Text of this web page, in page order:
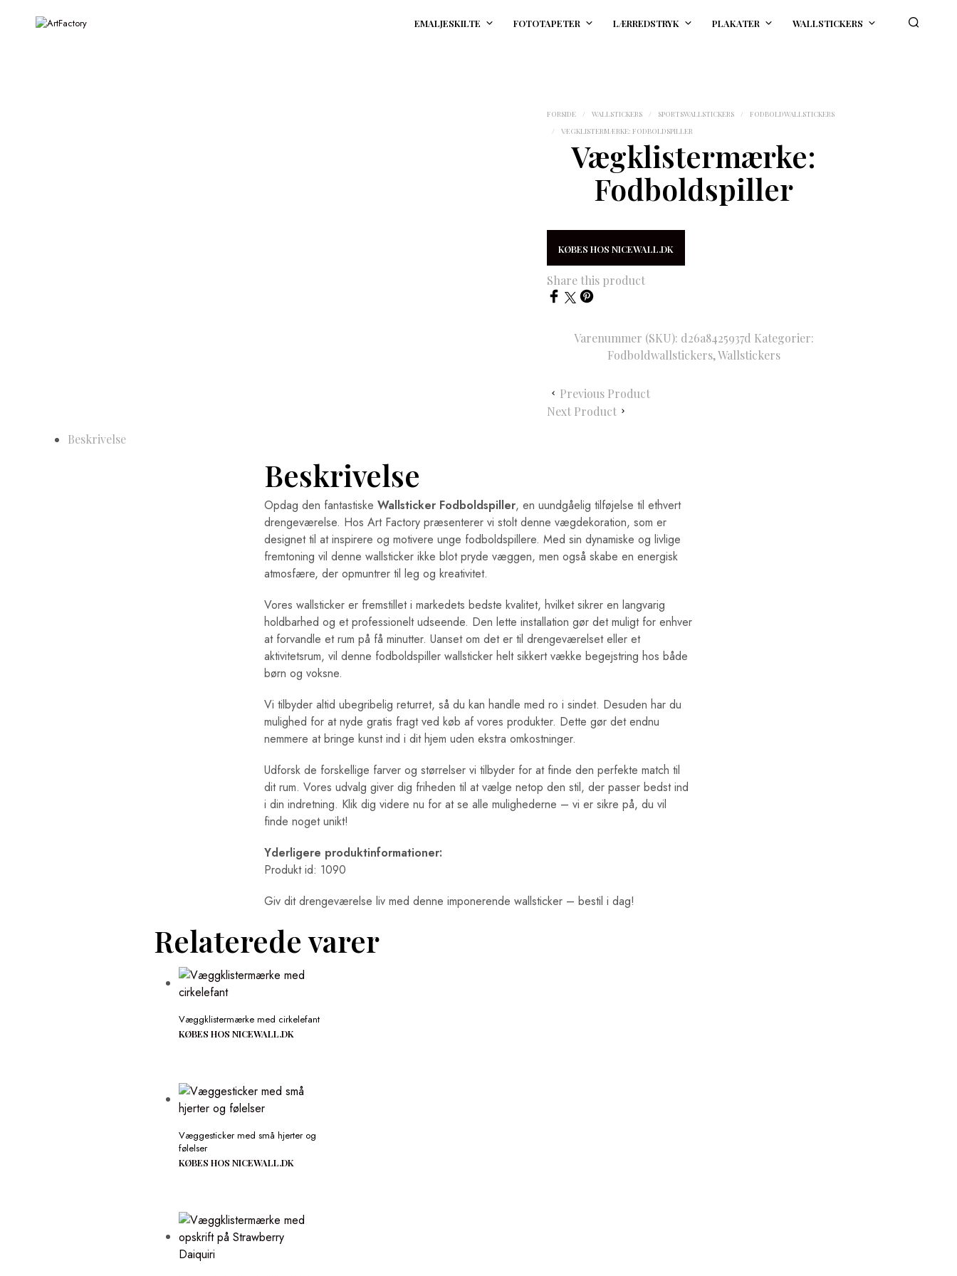
EMALJESKILTE FOTOTAPETER LÆRREDSTRYK PLAKATER WALLSTICKERS
FORSIDE / WALLSTICKERS / SPORTSWALLSTICKERS /
FODBOLDWALLSTICKERS
/
VÆGKLISTERMÆRKE: FODBOLDSPILLER
Vægklistermærke:
Fodboldspiller
KØBES HOS NICEWALL.DK
Share this product
Varenummer (SKU): d26a8425937d Kategorier:
Fodboldwallstickers,Wallstickers
Previous Product
Next Product
Beskrivelse
Beskrivelse
Opdag den fantastiske Wallsticker Fodboldspiller, en uundgåelig tilføjelse til ethvert
drengeværelse. Hos Art Factory præsenterer vi stolt denne vægdekoration, som er
designet til at inspirere og motivere unge fodboldspillere. Med sin dynamiske og livlige
fremtoning vil denne wallsticker ikke blot pryde væggen, men også skabe en energisk
atmosfære, der opmuntrer til leg og kreativitet.
Vores wallsticker er fremstillet i markedets bedste kvalitet, hvilket sikrer en langvarig
holdbarhed og et professionelt udseende. Den lette installation gør det muligt for enhver
at forvandle et rum på få minutter. Uanset om det er til drengeværelset eller et
aktivitetsrum, vil denne fodboldspiller wallsticker helt sikkert vække begejstring hos både
børn og voksne.
Vi tilbyder altid ubegribelig returret, så du kan handle med ro i sindet. Desuden har du
mulighed for at nyde gratis fragt ved køb af vores produkter. Dette gør det endnu
nemmere at bringe kunst ind i dit hjem uden ekstra omkostninger.
Udforsk de forskellige farver og størrelser vi tilbyder for at finde den perfekte match til
dit rum. Vores udvalg giver dig friheden til at vælge netop den stil, der passer bedst ind
i din indretning. Klik dig videre nu for at se alle mulighederne – vi er sikre på, du vil
finde noget unikt!
Yderligere produktinformationer:
Produkt id: 1090
Giv dit drengeværelse liv med denne imponerende wallsticker – bestil i dag!
Relaterede varer
Væggklistermærke med cirkelefant
KØBES HOS NICEWALL.DK
Væggesticker med små hjerter og
følelser
KØBES HOS NICEWALL.DK